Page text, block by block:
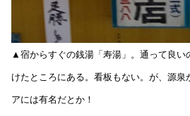
▲宿からすぐの銭湯「寿湯」。通って良い
けたところにある。看板もない。が、源
アには有名だとか！